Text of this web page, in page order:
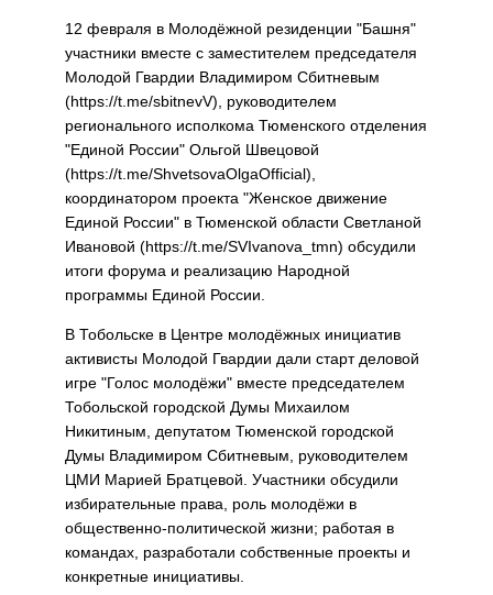
12 февраля в Молодёжной резиденции "Башня"
участники вместе с заместителем председателя
Молодой Гвардии Владимиром Сбитневым
(https://t.me/sbitnevV), руководителем
регионального исполкома Тюменского отделения
"Единой России" Ольгой Швецовой
(https://t.me/ShvetsovaOlgaOfficial),
координатором проекта "Женское движение
Единой России" в Тюменской области Светланой
Ивановой (https://t.me/SVIvanova_tmn) обсудили
итоги форума и реализацию Народной
программы Единой России.
В Тобольске в Центре молодёжных инициатив
активисты Молодой Гвардии дали старт деловой
игре "Голос молодёжи" вместе председателем
Тобольской городской Думы Михаилом
Никитиным, депутатом Тюменской городской
Думы Владимиром Сбитневым, руководителем
ЦМИ Марией Братцевой. Участники обсудили
избирательные права, роль молодёжи в
общественно-политической жизни; работая в
командах, разработали собственные проекты и
конкретные инициативы.